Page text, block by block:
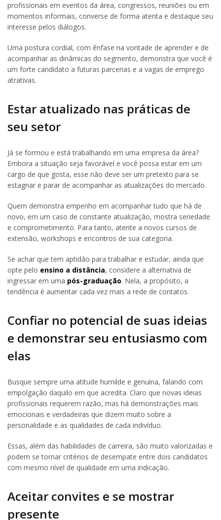
profissionais em eventos da área, congressos, reuniões ou em
momentos informais, converse de forma atenta e destaque seu
interesse pelos diálogos.
Uma postura cordial, com ênfase na vontade de aprender e de
acompanhar as dinâmicas do segmento, demonstra que você é
um forte candidato a futuras parcerias e a vagas de emprego
atrativas.
Estar atualizado nas práticas de
seu setor
Já se formou e está trabalhando em uma empresa da área?
Embora a situação seja favorável e você possa estar em um
cargo de que gosta, esse não deve ser um pretexto para se
estagnar e parar de acompanhar as atualizações do mercado.
Quem demonstra empenho em acompanhar tudo que há de
novo, em um caso de constante atualização, mostra seriedade
e comprometimento. Para tanto, atente a novos cursos de
extensão, workshops e encontros de sua categoria.
Se achar que tem aptidão para trabalhar e estudar, ainda que
opte pelo ensino a distância, considere a alternativa de
ingressar em uma pós-graduação. Nela, a propósito, a
tendência é aumentar cada vez mais a rede de contatos.
Confiar no potencial de suas ideias
e demonstrar seu entusiasmo com
elas
Busque sempre uma atitude humilde e genuína, falando com
empolgação daquilo em que acredita. Claro que novas ideias
profissionais requerem razão, mas há demonstrações mais
emocionais e verdadeiras que dizem muito sobre a
personalidade e as qualidades de cada indivíduo.
Essas, além das habilidades de carreira, são muito valorizadas e
podem se tornar critérios de desempate entre dois candidatos
com mesmo nível de qualidade em uma indicação.
Aceitar convites e se mostrar
presente